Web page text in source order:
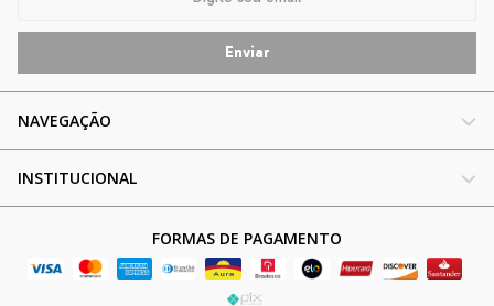
NAVEGAÇÃO
INSTITUCIONAL
FORMAS DE PAGAMENTO